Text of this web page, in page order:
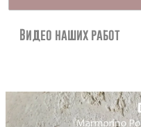
Контакты
Видео наших работ